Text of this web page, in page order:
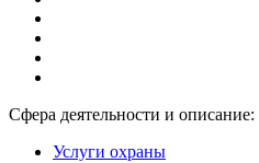
Сфера деятельности и описание:
Услуги охраны